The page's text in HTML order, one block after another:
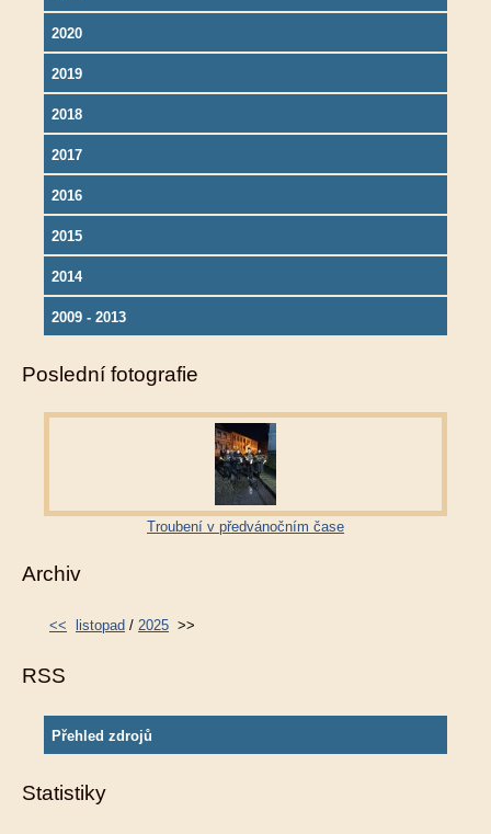
2020
2019
2018
2017
2016
2015
2014
2009 - 2013
Poslední fotografie
Troubení v předvánočním čase
Archiv
<< listopad / 2025 >>
RSS
Přehled zdrojů
Statistiky